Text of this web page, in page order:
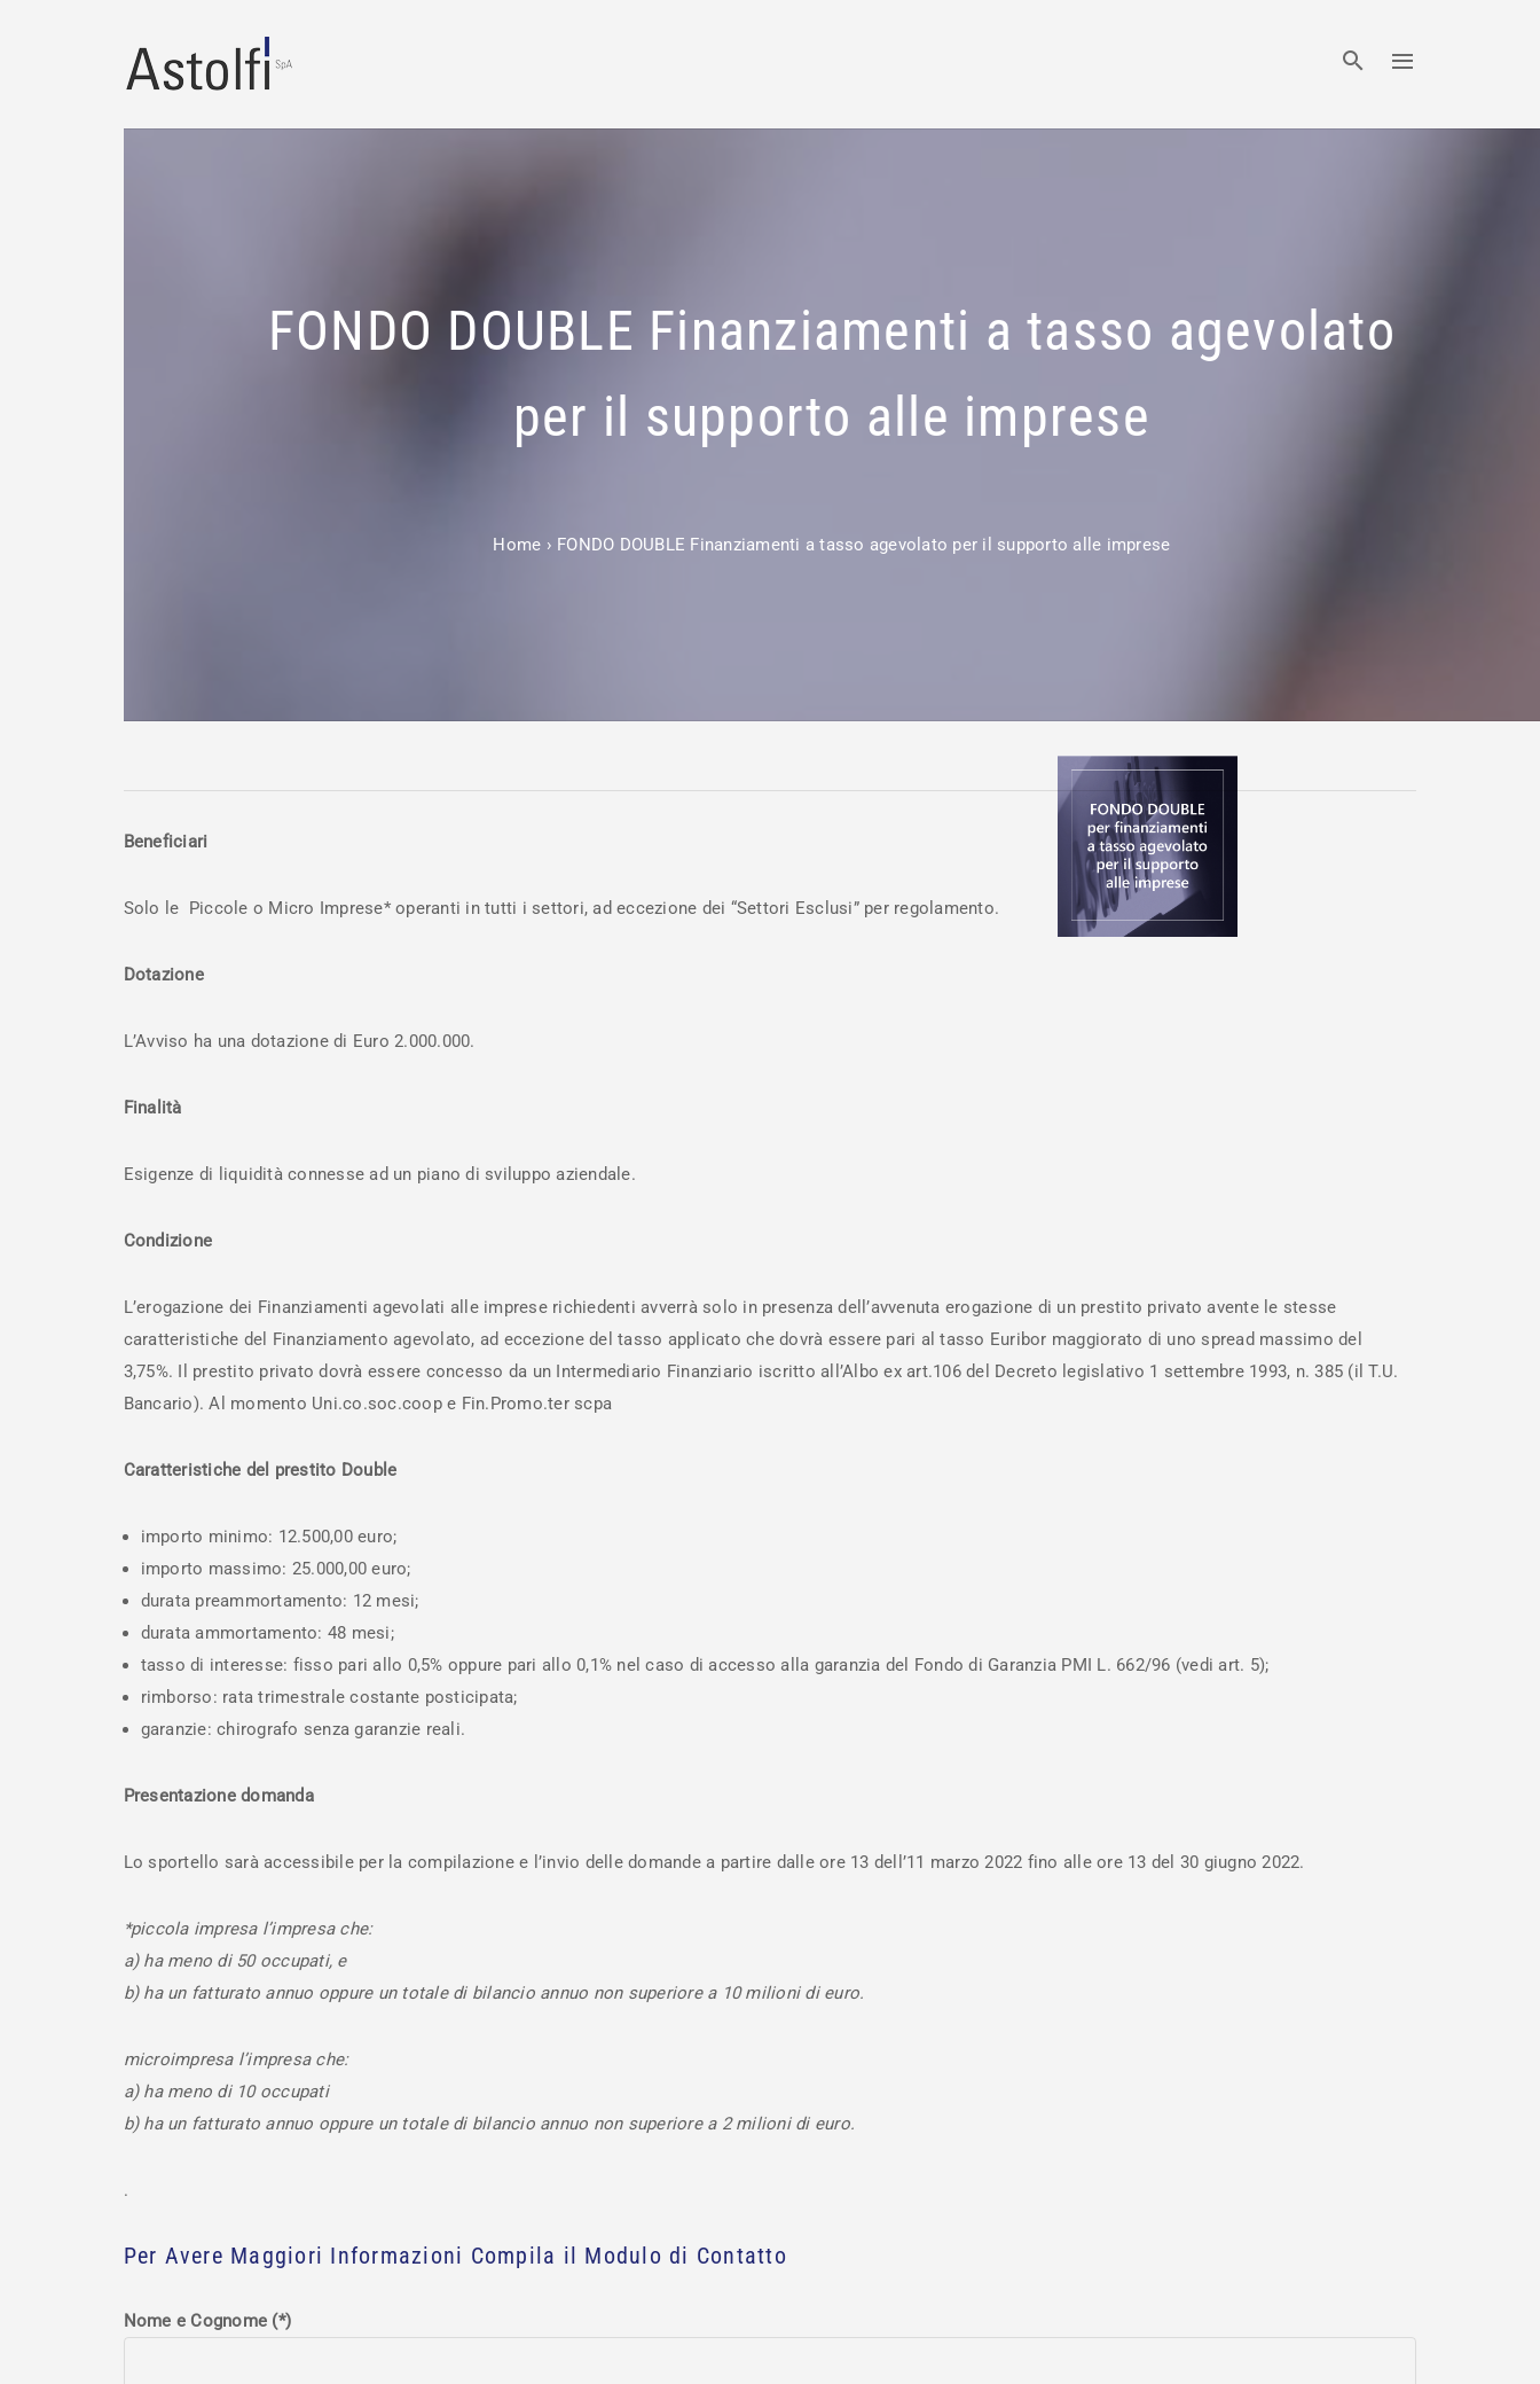
FONDO DOUBLE Finanziamenti a tasso agevolato
per il supporto alle imprese
Home › FONDO DOUBLE Finanziamenti a tasso agevolato per il supporto alle imprese
Beneficiari
Solo le Piccole o Micro Imprese* operanti in tutti i settori, ad eccezione dei “Settori Esclusi” per regolamento.
Dotazione
L’Avviso ha una dotazione di Euro 2.000.000.
Finalità
Esigenze di liquidità connesse ad un piano di sviluppo aziendale.
Condizione
L’erogazione dei Finanziamenti agevolati alle imprese richiedenti avverrà solo in presenza dell’avvenuta erogazione di un prestito privato avente le stesse
caratteristiche del Finanziamento agevolato, ad eccezione del tasso applicato che dovrà essere pari al tasso Euribor maggiorato di uno spread massimo del
3,75%. Il prestito privato dovrà essere concesso da un Intermediario Finanziario iscritto all’Albo ex art.106 del Decreto legislativo 1 settembre 1993, n. 385 (il T.U.
Bancario). Al momento Uni.co.soc.coop e Fin.Promo.ter scpa
Caratteristiche del prestito Double
importo minimo: 12.500,00 euro;
importo massimo: 25.000,00 euro;
durata preammortamento: 12 mesi;
durata ammortamento: 48 mesi;
tasso di interesse: fisso pari allo 0,5% oppure pari allo 0,1% nel caso di accesso alla garanzia del Fondo di Garanzia PMI L. 662/96 (vedi art. 5);
rimborso: rata trimestrale costante posticipata;
garanzie: chirografo senza garanzie reali.
Presentazione domanda
Lo sportello sarà accessibile per la compilazione e l’invio delle domande a partire dalle ore 13 dell’11 marzo 2022 fino alle ore 13 del 30 giugno 2022.
*piccola impresal’impresa che:
a) ha meno di 50 occupati, e
b) ha un fatturato annuo oppure un totale di bilancio annuo non superiore a 10 milioni di euro.
microimpresa l’impresa che:
a) ha meno di 10 occupati
b) ha un fatturato annuo oppure un totale di bilancio annuo non superiore a 2 milioni di euro.
.
Per Avere Maggiori Informazioni Compila il Modulo di Contatto
Nome e Cognome (*)